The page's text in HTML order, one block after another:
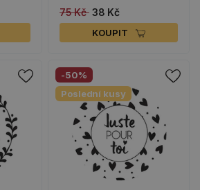
75 Kč 38 Kč
KOUPIT
-50%
Poslední kusy